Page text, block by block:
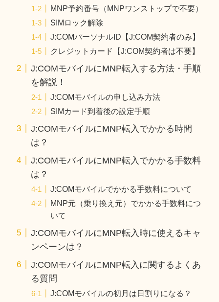
MNP予約番号（MNPワンストップで不要）
SIMロック解除
J:COMパーソナルID【J:COM契約者のみ】
クレジットカード【J:COM契約者は不要】
J:COMモバイルにMNP転入する方法・手順
を解説！
J:COMモバイルの申し込み方法
SIMカード到着後の設定手順
J:COMモバイルにMNP転入でかかる時間
は？
J:COMモバイルにMNP転入でかかる手数料
は？
J:COMモバイルでかかる手数料について
MNP元（乗り換え元）でかかる手数料につ
いて
J:COMモバイルにMNP転入時に使えるキャ
ンペーンは？
J:COMモバイルにMNP転入に関するよくあ
る質問
J:COMモバイルの初月は日割りになる？